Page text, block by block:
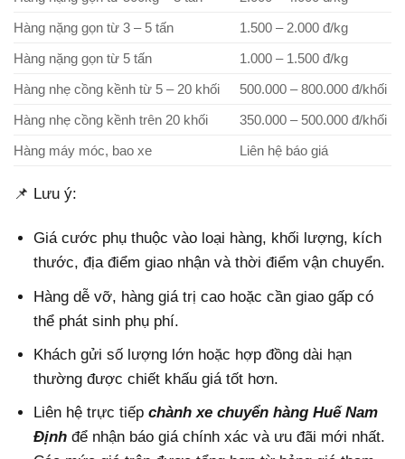
Hàng nặng gọn từ 3 – 5 tấn
1.500 – 2.000 đ/kg
Hàng nặng gọn từ 5 tấn
1.000 – 1.500 đ/kg
Hàng nhẹ cồng kềnh từ 5 – 20 khối
500.000 – 800.000 đ/khối
Hàng nhẹ cồng kềnh trên 20 khối
350.000 – 500.000 đ/khối
Hàng máy móc, bao xe
Liên hệ báo giá
📌 Lưu ý:
Giá cước phụ thuộc vào loại hàng, khối lượng, kích
thước, địa điểm giao nhận và thời điểm vận chuyển.
Hàng dễ vỡ, hàng giá trị cao hoặc cần giao gấp có
thể phát sinh phụ phí.
Khách gửi số lượng lớn hoặc hợp đồng dài hạn
thường được chiết khấu giá tốt hơn.
Liên hệ trực tiếpchành xe chuyển hàng Huế Nam
Định để nhận báo giá chính xác và ưu đãi mới nhất.